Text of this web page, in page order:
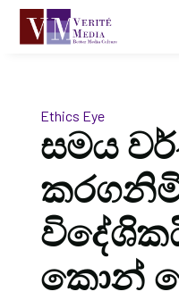
Ethics Eye
සමය
කොන්